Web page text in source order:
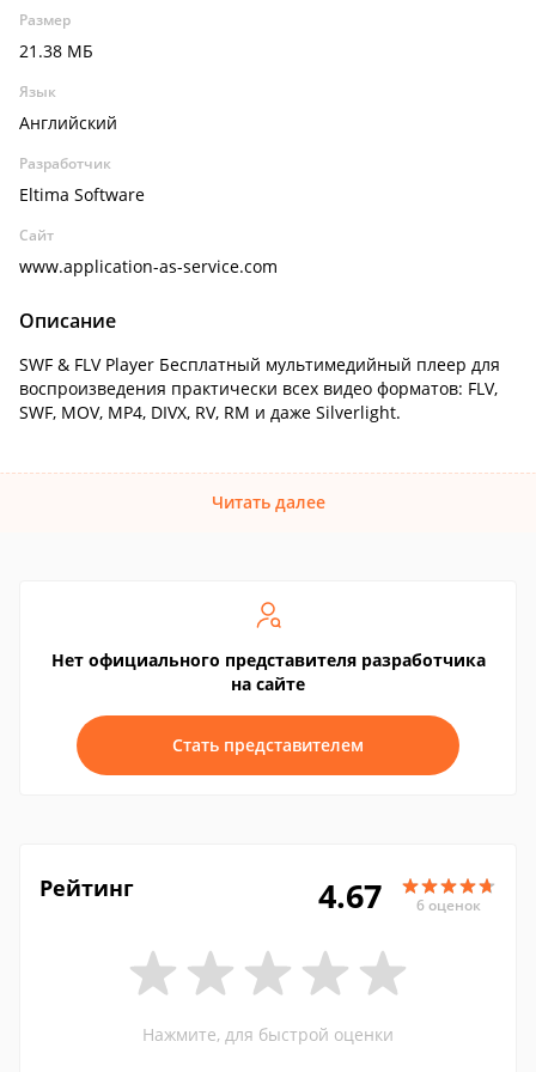
Размер
21.38 МБ
Язык
Английский
Разработчик
Eltima Software
Сайт
www.application-as-service.com
Описание
SWF & FLV Player Бесплатный мультимедийный плеер для
воспроизведения практически всех видео форматов: FLV,
SWF, MOV, MP4, DIVX, RV, RM и даже Silverlight.
Читать далее
Нет официального представителя разработчика
на сайте
Стать представителем
Рейтинг 4.67 6 оценок
Нажмите, для быстрой оценки